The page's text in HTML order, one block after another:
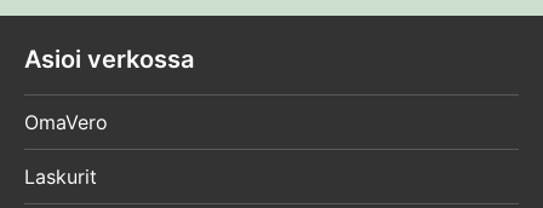
Asioi verkossa
OmaVero
Laskurit